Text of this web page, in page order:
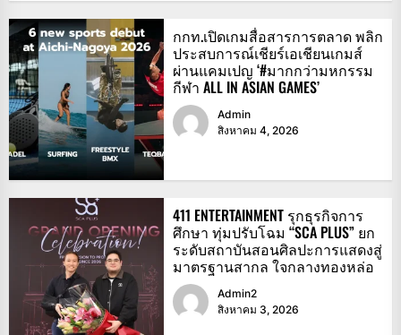
กกท.เปิดเกมสื่อสารการตลาด พลิก
ประสบการณ์เชียร์เอเชียนเกมส์
ผ่านแคมเปญ ‘#มากกว่ามหกรรม
กีฬา ALL IN ASIAN GAMES’
Admin
สิงหาคม 4, 2026
411 ENTERTAINMENT รุกธุรกิจการ
ศึกษา ทุ่มปรับโฉม “SCA PLUS” ยก
ระดับสถาบันสอนศิลปะการแสดงสู่
มาตรฐานสากล ใจกลางทองหล่อ
Admin2
สิงหาคม 3, 2026